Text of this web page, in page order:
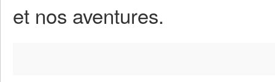
et nos aventures.